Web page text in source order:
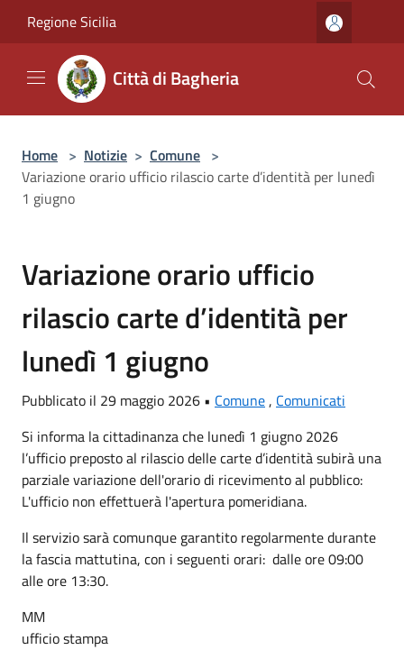
Regione Sicilia
Città di Bagheria
Home > Notizie > Comune >
Variazione orario ufficio rilascio carte d’identità per lunedì
1 giugno
Variazione orario ufficio
rilascio carte d’identità per
lunedì 1 giugno
Pubblicato il 29 maggio 2026 • Comune , Comunicati
Si informa la cittadinanza che lunedì 1 giugno 2026
l’ufficio preposto al rilascio delle carte d’identità subirà una
parziale variazione dell'orario di ricevimento al pubblico:
L'ufficio non effettuerà l'apertura pomeridiana.
Il servizio sarà comunque garantito regolarmente durante
la fascia mattutina, con i seguenti orari: dalle ore 09:00
alle ore 13:30.
MM
ufficio stampa